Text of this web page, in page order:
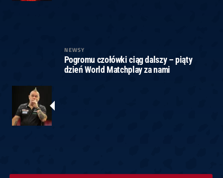
NEWSY
Pogromu czołówki ciąg dalszy – piąty
dzień World Matchplay za nami